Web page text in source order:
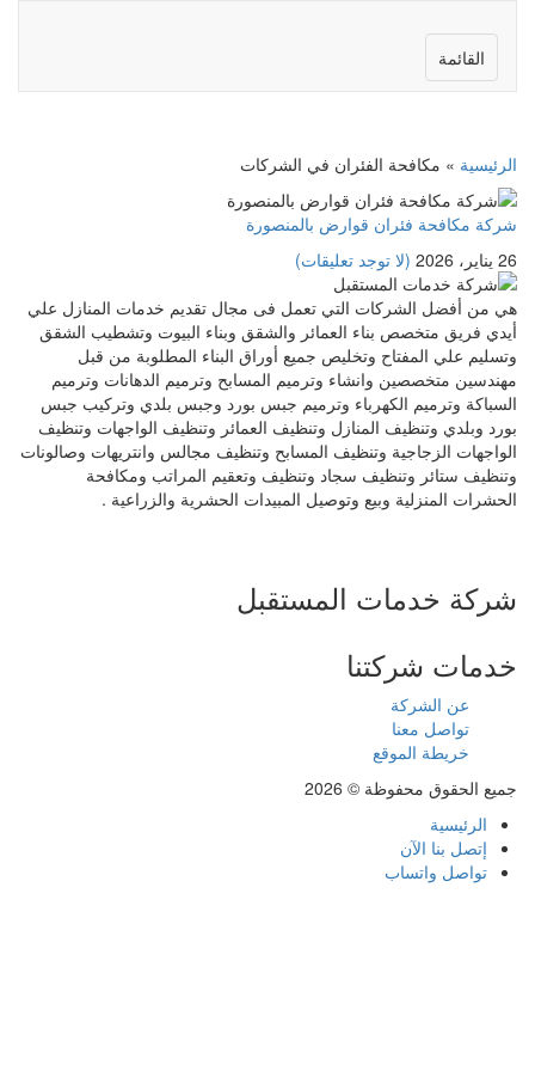
القائمة
الرئيسية » مكافحة الفئران في الشركات
شركة مكافحة فئران قوارض بالمنصورة
26 يناير، 2026
(لا توجد تعليقات)
هي من أفضل الشركات التي تعمل فى مجال تقديم خدمات المنازل علي
أيدي فريق متخصص بناء العمائر والشقق وبناء البيوت وتشطيب الشقق
وتسليم علي المفتاح وتخليص جميع أوراق البناء المطلوبة من قبل
مهندسين متخصصين وانشاء وترميم المسابح وترميم الدهانات وترميم
السباكة وترميم الكهرباء وترميم جبس بورد وجبس بلدي وتركيب جبس
بورد وبلدي وتنظيف المنازل وتنظيف العمائر وتنظيف الواجهات وتنظيف
الواجهات الزجاجية وتنظيف المسابح وتنظيف مجالس وانتريهات وصالونات
وتنظيف ستائر وتنظيف سجاد وتنظيف وتعقيم المراتب ومكافحة
الحشرات المنزلية وبيع وتوصيل المبيدات الحشرية والزراعية .
شركة خدمات المستقبل
خدمات شركتنا
عن الشركة
تواصل معنا
خريطة الموقع
جميع الحقوق محفوظة © 2026
الرئيسية
إتصل بنا الآن
تواصل واتساب